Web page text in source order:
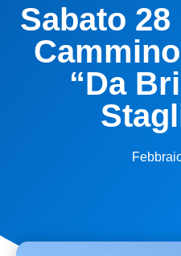
Sabato
“Da